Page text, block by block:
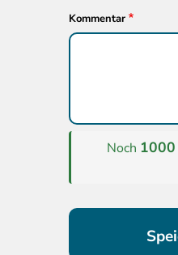
Kommentar
Noch 1000